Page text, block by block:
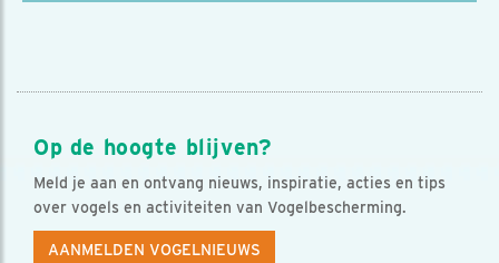
Op de hoogte blijven?
Meld je aan en ontvang nieuws, inspiratie, acties en tips
over vogels en activiteiten van Vogelbescherming.
AANMELDEN VOGELNIEUWS